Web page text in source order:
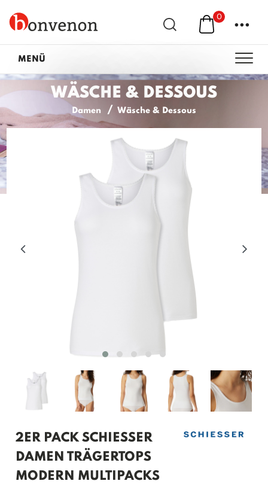
0 ...
MENÜ
WÄSCHE & DESSOUS
Damen Wäsche & Dessous
2ER PACK SCHIESSER
DAMEN TRÄGERTOPS
MODERN MULTIPACKS